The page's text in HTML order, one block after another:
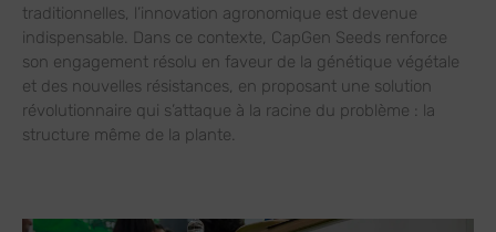
traditionnelles, l’innovation agronomique est devenue
indispensable. Dans ce contexte, CapGen Seeds renforce
son engagement résolu en faveur de la génétique végétale
et des nouvelles résistances, en proposant une solution
révolutionnaire qui s’attaque à la racine du problème : la
structure même de la plante.